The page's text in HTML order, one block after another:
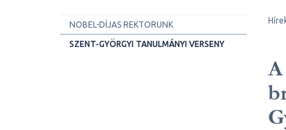
NOBEL-DÍJAS REKTORUNK
SZENT-GYÖRGYI TANULMÁNYI VERSENY